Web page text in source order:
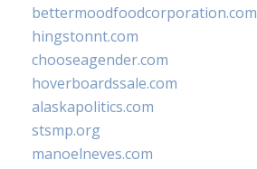
bettermoodfoodcorporation.com
hingstonnt.com
chooseagender.com
hoverboardssale.com
alaskapolitics.com
stsmp.org
manoelneves.com